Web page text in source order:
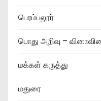
பெரம்பலூர்
பொது அறிவு –
மக்கள் கருத்து
மதுரை